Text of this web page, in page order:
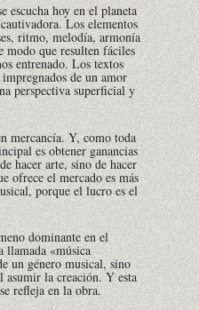
escucha hoy en el planeta
Los elementos
ritmo, melodía, armonía
que resulten fáciles
entrenado. Los textos
de un amor
perspectiva superficial y
mercancía. Y, como toda
es obtener ganancias
hacer arte, sino de hacer
ofrece el mercado es más
porque el lucro es el
dominante en el
llamada «música
un género musical, sino
asumir la creación. Y esta
refleja en la obra.